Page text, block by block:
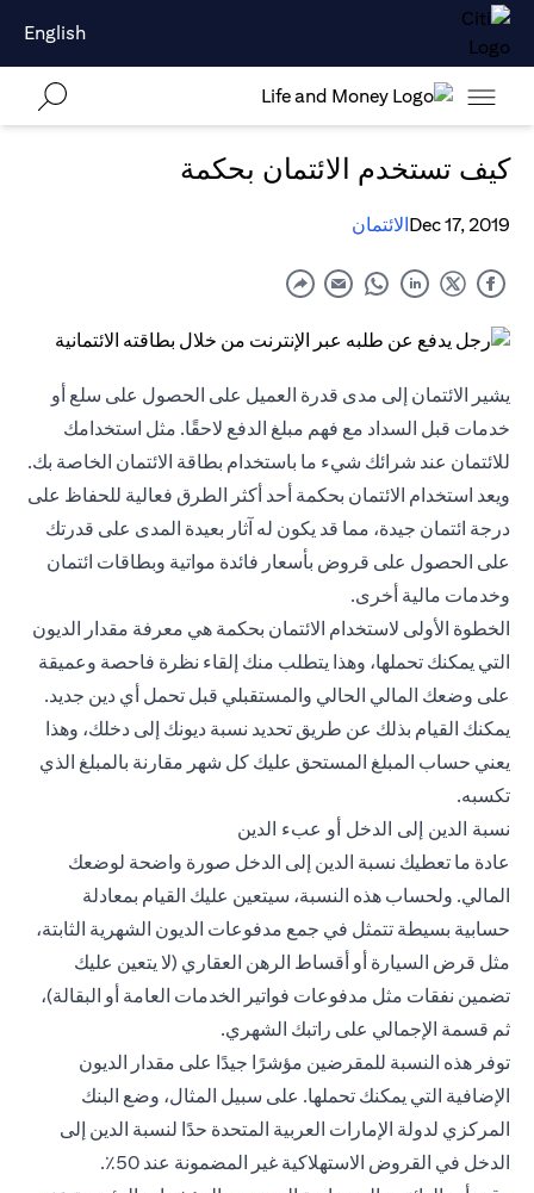
English
كيف تستخدم الائتمان بحكمة
Dec 17, 2019الائتمان
يشير الائتمان إلى مدى قدرة العميل على الحصول على سلع أو
خدمات قبل السداد مع فهم مبلغ الدفع لاحقًا. مثل استخدامك
للائتمان عند شرائك شيء ما باستخدام بطاقة الائتمان الخاصة بك.
ويعد استخدام الائتمان بحكمة أحد أكثر الطرق فعالية للحفاظ على
درجة ائتمان جيدة، مما قد يكون له آثار بعيدة المدى على قدرتك
على الحصول على قروض بأسعار فائدة مواتية وبطاقات ائتمان
وخدمات مالية أخرى.
الخطوة الأولى لاستخدام الائتمان بحكمة هي معرفة مقدار الديون
التي يمكنك تحملها، وهذا يتطلب منك إلقاء نظرة فاحصة وعميقة
على وضعك المالي الحالي والمستقبلي قبل تحمل أي دين جديد.
يمكنك القيام بذلك عن طريق تحديد نسبة ديونك إلى دخلك، وهذا
يعني حساب المبلغ المستحق عليك كل شهر مقارنة بالمبلغ الذي
تكسبه.
نسبة الدين إلى الدخل أو عبء الدين
عادة ما تعطيك نسبة الدين إلى الدخل صورة واضحة لوضعك
المالي. ولحساب هذه النسبة، سيتعين عليك القيام بمعادلة
حسابية بسيطة تتمثل في جمع مدفوعات الديون الشهرية الثابتة،
مثل قرض السيارة أو أقساط الرهن العقاري (لا يتعين عليك
تضمين نفقات مثل مدفوعات فواتير الخدمات العامة أو البقالة)،
ثم قسمة الإجمالي على راتبك الشهري.
توفر هذه النسبة للمقرضين مؤشرًا جيدًا على مقدار الديون
الإضافية التي يمكنك تحملها. على سبيل المثال، وضع البنك
المركزي لدولة الإمارات العربية المتحدة حدًا لنسبة الدين إلى
الدخل في القروض الاستهلاكية غير المضمونة عند 50٪.